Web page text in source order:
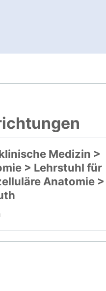
öffnet neues
Medizin >
> Lehrstuhl für
Anatomie >